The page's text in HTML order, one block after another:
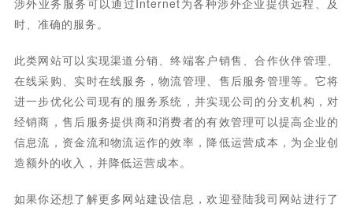
涉外业务服务可以通过Internet为各种涉外企业提供远程、及
时、准确的服务。
此类网站可以实现渠道分销、终端客户销售、合作伙伴管理、
在线采购、实时在线服务，物流管理、售后服务管理等。它将
进一步优化公司现有的服务系统，并实现公司的分支机构，对
经销商，售后服务提供商和消费者的有效管理可以提高企业的
信息流，资金流和物流运作的效率，降低运营成本，为企业创
造额外的收入，并降低运营成本。
如果你还想了解更多网站建设信息，欢迎登陆我司网站进行了